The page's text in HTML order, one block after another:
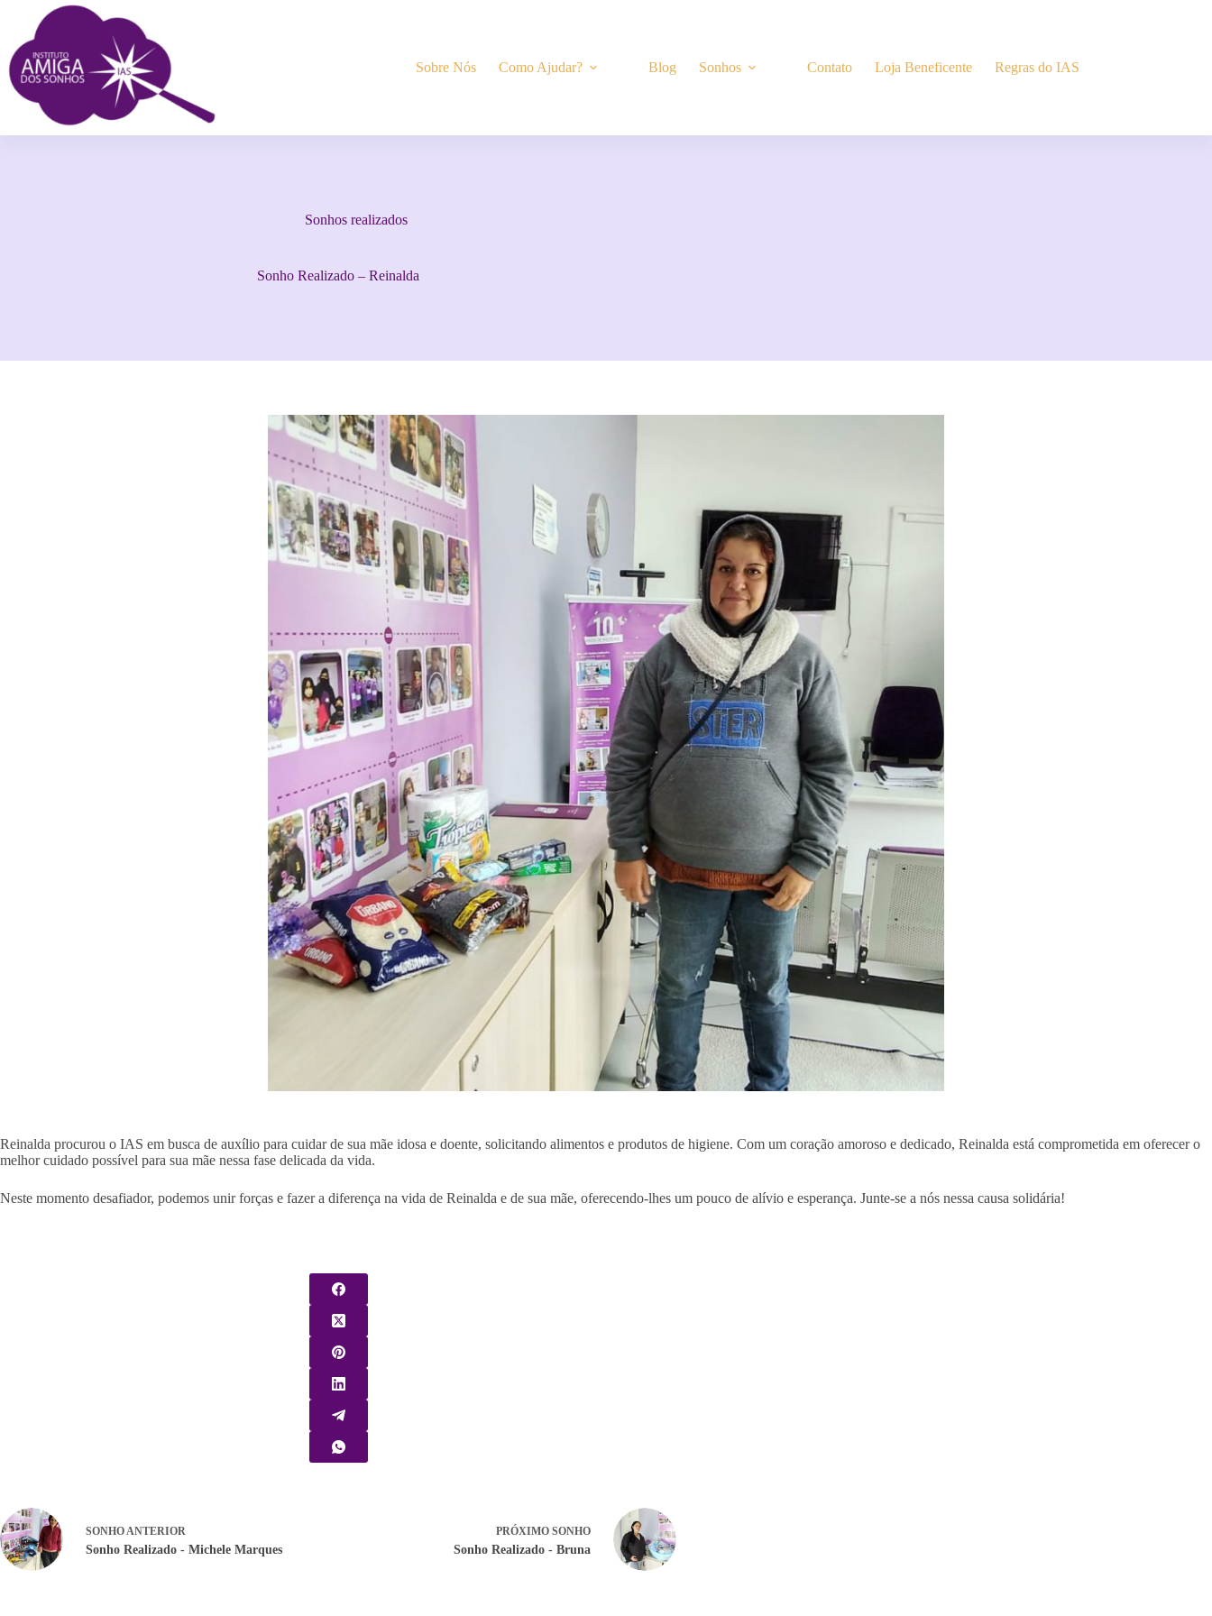
Sobre Nós Como Ajudar? Blog Sonhos Contato Loja Beneficente Regras do IAS
Sonhos realizados
Sonho Realizado – Reinalda
Reinalda procurou o IAS em busca de auxílio para cuidar de sua mãe idosa e doente, solicitando alimentos e produtos de higiene. Com um coração amoroso e dedicado, Reinalda está comprometida em oferecer o
melhor cuidado possível para sua mãe nessa fase delicada da vida.
Neste momento desafiador, podemos unir forças e fazer a diferença na vida de Reinalda e de sua mãe, oferecendo-lhes um pouco de alívio e esperança. Junte-se a nós nessa causa solidária!
SONHO ANTERIOR
Sonho Realizado - Michele Marques
PRÓXIMO SONHO
Sonho Realizado - Bruna